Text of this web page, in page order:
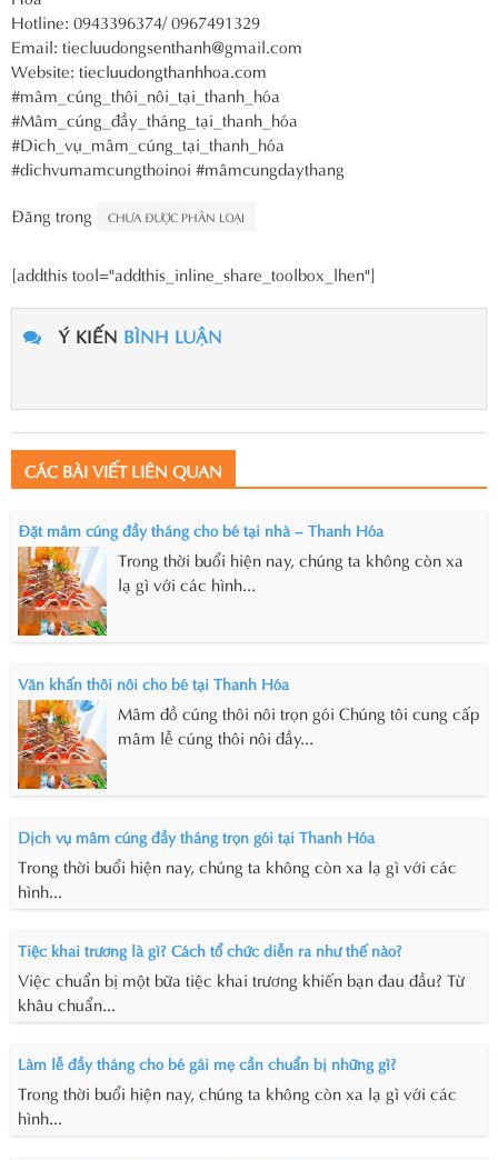
Hotline: 0943396374/ 0967491329
Email: tiecluudongsenthanh@gmail.com
Website: tiecluudongthanhhoa.com
#mâm_cúng_thôi_nôi_tại_thanh_hóa
#Mâm_cúng_đầy_tháng_tại_thanh_hóa
#Dich_vụ_mâm_cúng_tại_thanh_hóa
#dichvumamcungthoinoi #mâmcungdaythang
Đăng trong
CHƯA ĐƯỢC PHÂN LOẠI
[addthis tool="addthis_inline_share_toolbox_lhen"]
Ý KIẾN BÌNH LUẬN
CÁC BÀI VIẾT LIÊN QUAN
Đặt mâm cúng đầy tháng cho bé tại nhà – Thanh Hóa
Trong thời buổi hiện nay, chúng ta không còn xa
lạ gì với các hình...
Văn khấn thôi nôi cho bé tại Thanh Hóa
Mâm đồ cúng thôi nôi trọn gói Chúng tôi cung cấp
mâm lễ cúng thôi nôi đầy...
Dịch vụ mâm cúng đầy tháng trọn gói tại Thanh Hóa
Trong thời buổi hiện nay, chúng ta không còn xa lạ gì với các
hình...
Tiệc khai trương là gì? Cách tổ chức diễn ra như thế nào?
Việc chuẩn bị một bữa tiệc khai trương khiến bạn đau đầu? Từ
khâu chuẩn...
Làm lễ đầy tháng cho bé gái mẹ cần chuẩn bị những gì?
Trong thời buổi hiện nay, chúng ta không còn xa lạ gì với các
hình...